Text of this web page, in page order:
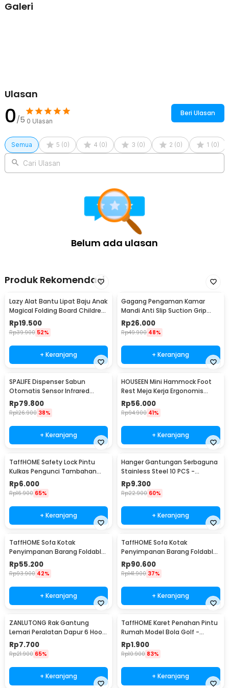
1 x RecabLeght Gantungan Tisu Toilet Kamar Mandi Tissue
Galeri
Ulasan
0/5 0 Ulasan
Beri Ulasan
Semua 5 (0) 4 (0) 3 (0) 2 (0) 1 (0)
Cari Ulasan
Belum ada ulasan
Produk Rekomendasi
Lazy Alat Bantu Lipat Baju Anak
Magical Folding Board Children
Cloth - 002
Rp19.500
Rp39.900 52%
+ Keranjang
Gagang Pengaman Kamar
Mandi Anti Slip Suction Grip
Handle Safety - SG-188
Rp26.000
Rp49.900 48%
+ Keranjang
SPALIFE Dispenser Sabun
Otomatis Sensor Infrared
Stainless Steel 250ml - AD-03
Rp79.800
Rp126.900 38%
+ Keranjang
HOUSEEN Mini Hammock Foot
Rest Meja Kerja Ergonomis
Sandaran Kaki
Rp56.000
Rp94.900 41%
+ Keranjang
TaffHOME Safety Lock Pintu
Kulkas Pengunci Tambahan
Tempel - S1843
Rp6.000
Rp16.900 65%
+ Keranjang
Hanger Gantungan Serbaguna
Stainless Steel 10 PCS -
M127105
Rp9.300
Rp22.900 60%
+ Keranjang
TaffHOME Sofa Kotak
Penyimpanan Barang Foldable
Storage Box 30x30x30cm - L170
Rp55.200
Rp93.900 42%
+ Keranjang
TaffHOME Sofa Kotak
Penyimpanan Barang Foldable
Storage Box 48x30x30cm - L170
Rp90.600
Rp141.900 37%
+ Keranjang
ZANLUTONG Rak Gantung
Lemari Peralatan Dapur 6 Hook
Besi - 2137
Rp7.700
Rp21.900 65%
+ Keranjang
TaffHOME Karet Penahan Pintu
Rumah Model Bola Golf -
HDS209
Rp1.900
Rp10.900 83%
+ Keranjang